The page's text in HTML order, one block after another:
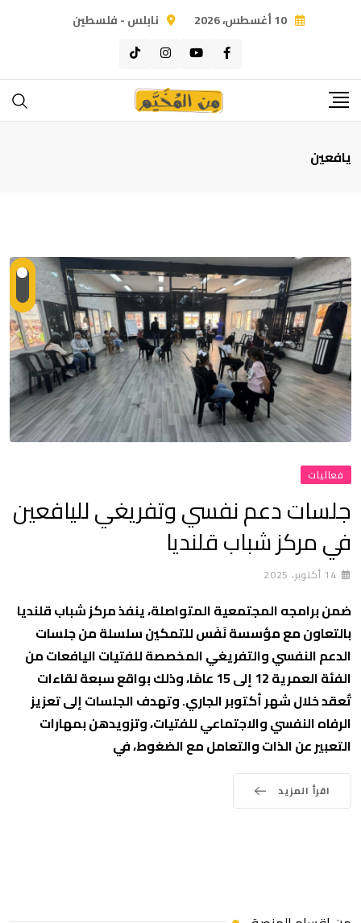
10 أغسطس، 2026 نابلس - فلسطين
يافعين
فعاليات
جلسات دعم نفسي وتفريغي لليافعين
في مركز شباب قلنديا
14 أكتوبر، 2025
ضمن برامجه المجتمعية المتواصلة، ينفذ مركز شباب قلنديا
بالتعاون مع مؤسسة نَفَس للتمكين سلسلة من جلسات
الدعم النفسي والتفريغي المخصصة للفتيات اليافعات من
الفئة العمرية 12 إلى 15 عامًا، وذلك بواقع سبعة لقاءات
تُعقد خلال شهر أكتوبر الجاري. وتهدف الجلسات إلى تعزيز
الرفاه النفسي والاجتماعي للفتيات، وتزويدهن بمهارات
التعبير عن الذات والتعامل مع الضغوط، في
اقرأ المزيد